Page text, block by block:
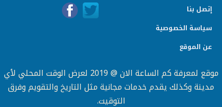
إتصل بنا
سياسة الخصوصية
عن الموقع
موقع لمعرفة كم الساعة الان @ 2019 لعرض الوقت المحلي لأي
مدينة وكذلك يقدم خدمات مجانية مثل التاريخ والتقويم وفرق
التوقيت.